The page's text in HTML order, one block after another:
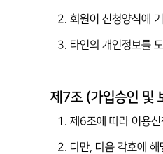
2. 회원이 신청양식에
3. 타인의 개인정보를
제7조 (가입승인 및
1. 제6조에 따라 이용
2. 다만, 다음 각호에 해